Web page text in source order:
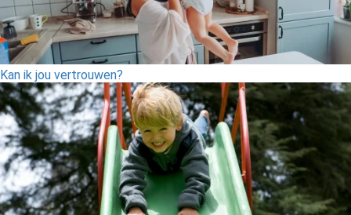
Kan ik jou vertrouwen?